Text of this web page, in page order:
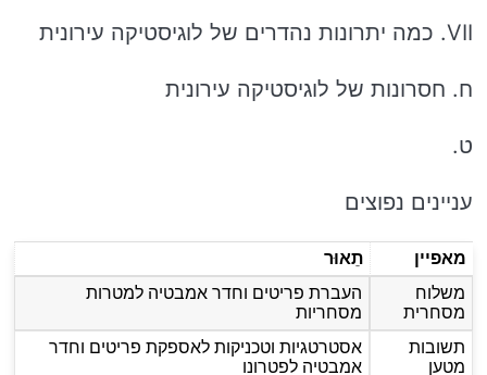
VII. כמה יתרונות נהדרים של לוגיסטיקה עירונית
ח. חסרונות של לוגיסטיקה עירונית
ט.
עניינים נפוצים
מאפיין
תֵאוּר
משלוח
מסחרית
העברת פריטים וחדר אמבטיה למטרות
מסחריות
תשובות
מטען
אסטרטגיות וטכניקות לאספקת פריטים וחדר
אמבטיה לפטרונו